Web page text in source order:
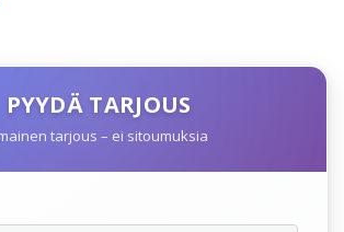
PYYDÄ TARJOUS
tarjous – ei sitoumuksia